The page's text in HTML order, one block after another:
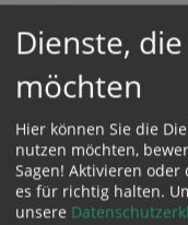
ein.
Die Quetschwork-
bzw. Mühlviertel,
Blockflöte), Walter
Komposition), Jakob
ka) und Markus
Dienste,
möchten
Hier können Sie die
nutzen möchten,
Sagen! Aktivieren oder
es für richtig halten.
unsere